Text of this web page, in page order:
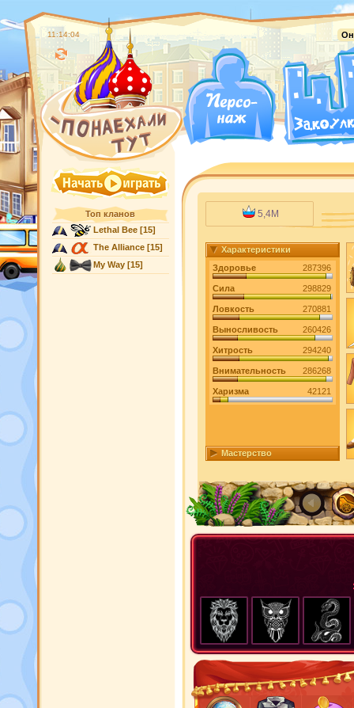
11:14:05
Топ кланов
Lethal Bee[15]
The Alliance[15]
My Way[15]
5,4M
Характеристики
Здоровье
287396
Сила 298829
Ловкость 270881
Выносливость 260426
Хитрость 294240
Внимательность 286268
Харизма 42121
Мастерство